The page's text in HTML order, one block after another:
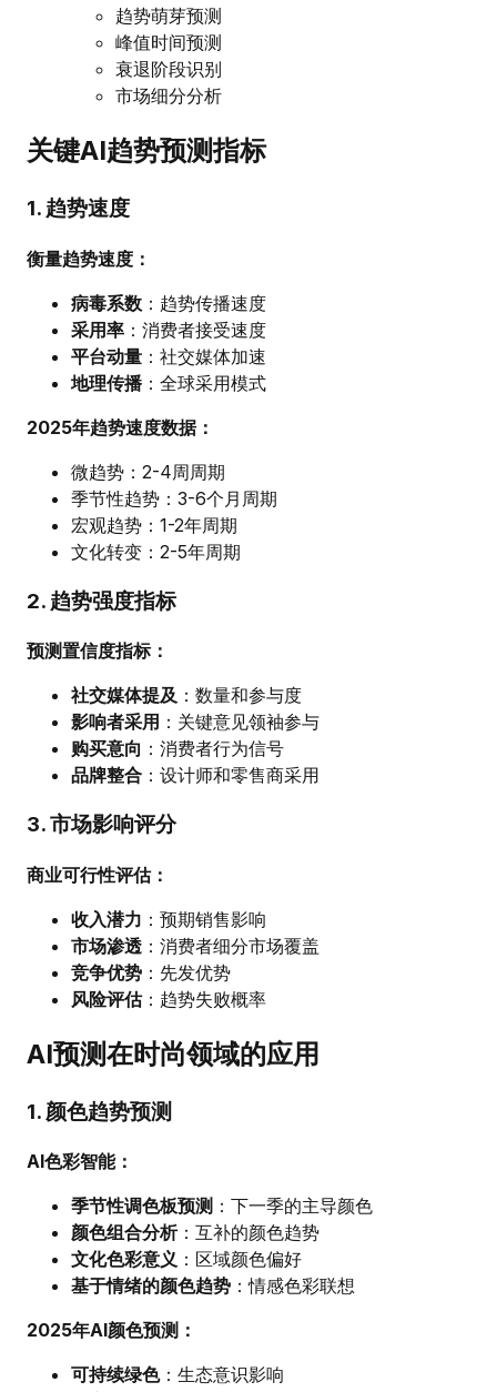
趋势萌芽预测
峰值时间预测
衰退阶段识别
市场细分分析
关键AI趋势预测指标
1. 趋势速度
衡量趋势速度：
病毒系数 ：趋势传播速度
采用率 ：消费者接受速度
平台动量 ：社交媒体加速
地理传播 ：全球采用模式
2025年趋势速度数据：
微趋势：2-4周周期
季节性趋势：3-6个月周期
宏观趋势：1-2年周期
文化转变：2-5年周期
2. 趋势强度指标
预测置信度指标：
社交媒体提及 ：数量和参与度
影响者采用 ：关键意见领袖参与
购买意向 ：消费者行为信号
品牌整合 ：设计师和零售商采用
3. 市场影响评分
商业可行性评估：
收入潜力 ：预期销售影响
市场渗透 ：消费者细分市场覆盖
竞争优势 ：先发优势
风险评估：趋势失败概率
AI预测在时尚领域的应用
1. 颜色趋势预测
AI色彩智能：
季节性调色板预测 ：下一季的主导颜色
颜色组合分析：互补的颜色趋势
文化色彩意义 ：区域颜色偏好
基于情绪的颜色趋势 ：情感色彩联想
2025年AI颜色预测：
可持续绿色：生态意识影响